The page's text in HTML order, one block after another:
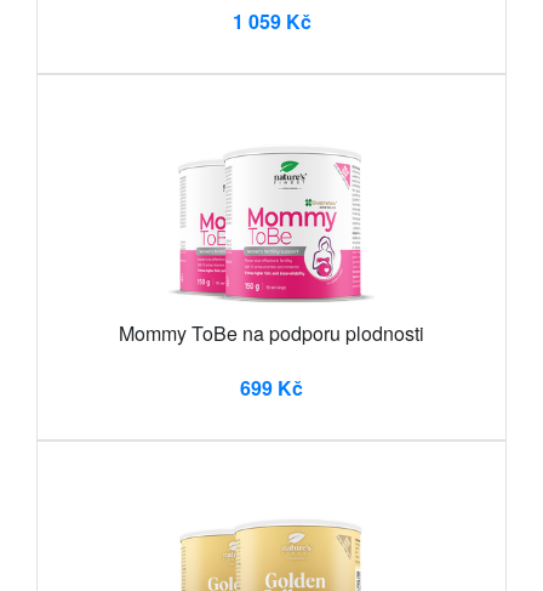
1 059 Kč
Mommy ToBe na podporu plodnosti
699 Kč